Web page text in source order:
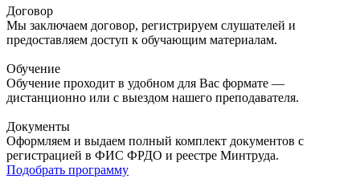
Договор
Мы заключаем договор, регистрируем слушателей и
предоставляем доступ к обучающим материалам.
Обучение
Обучение проходит в удобном для Вас формате —
дистанционно или с выездом нашего преподавателя.
Документы
Оформляем и выдаем полный комплект документов с
регистрацией в ФИС ФРДО и реестре Минтруда.
Подобрать программу